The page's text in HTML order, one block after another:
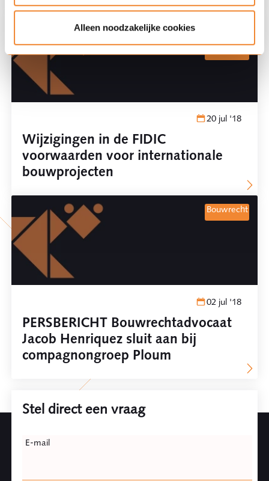
Alleen noodzakelijke cookiesbouwrecht
bouwrecht
20 jul '18
Wijzigingen in de FIDIC
voorwaarden voor internationale
bouwprojecten
bouwrecht
02 jul '18
PERSBERICHT Bouwrechtadvocaat
Jacob Henriquez sluit aan bij
compagnongroep Ploum
Stel direct een vraag
this
E-mail